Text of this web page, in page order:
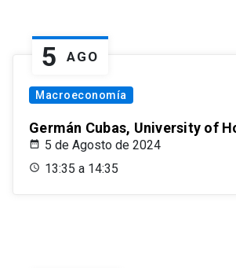
5 AGO
Macroeconomía
Germán Cubas, University of
5 de Agosto de 2024
13:35 a 14:35